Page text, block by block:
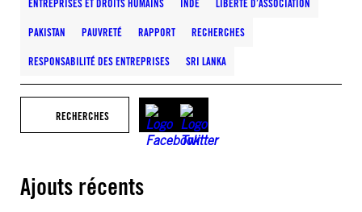
ENTREPRISES ET DROITS HUMAINS INDE LIBERTÉ D’ASSOCIATION
PAKISTAN PAUVRETÉ RAPPORT RECHERCHES
RESPONSABILITÉ DES ENTREPRISES SRI LANKA
RECHERCHES
Ajouts récents